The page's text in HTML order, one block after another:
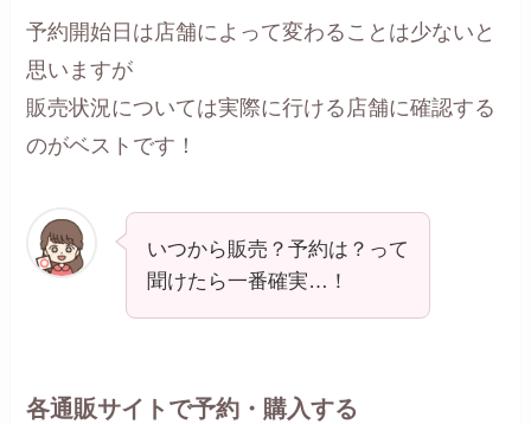
予約開始日は店舗によって変わることは少ないと
思いますが
販売状況については実際に行ける店舗に確認する
のがベストです！
いつから販売？予約は？って
聞けたら一番確実…！
各通販サイトで予約・購入する